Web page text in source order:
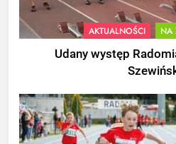
AKTUALNOŚCI NA
Udany występ Radomian na